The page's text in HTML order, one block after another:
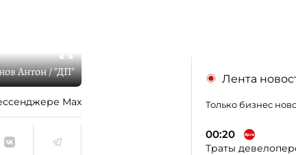
Антон / "ДП"
Max
Лента
Только бизнес
00:20
Траты